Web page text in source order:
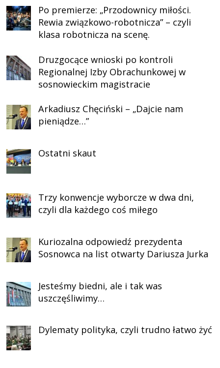
Po premierze: „Przodownicy miłości.
Rewia związkowo-robotnicza” – czyli
klasa robotnicza na scenę.
Druzgocące wnioski po kontroli
Regionalnej Izby Obrachunkowej w
sosnowieckim magistracie
Arkadiusz Chęciński – „Dajcie nam
pieniądze…”
Ostatni skaut
Trzy konwencje wyborcze w dwa dni,
czyli dla każdego coś miłego
Kuriozalna odpowiedź prezydenta
Sosnowca na list otwarty Dariusza Jurka
Jesteśmy biedni, ale i tak was
uszczęśliwimy…
Dylematy polityka, czyli trudno łatwo żyć